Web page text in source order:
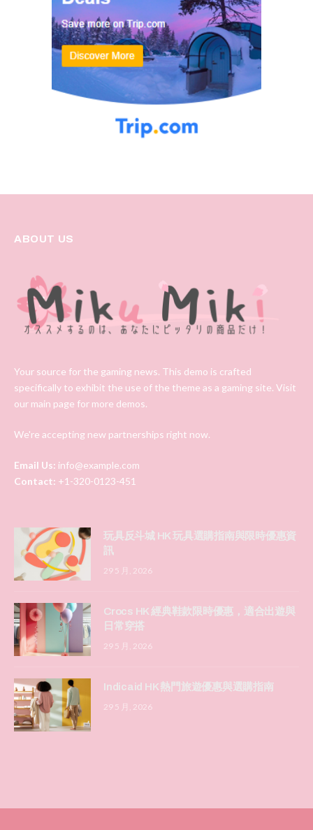
ABOUT US
Your source for the gaming news. This demo is crafted
specifically to exhibit the use of the theme as a gaming site. Visit
our main page for more demos.
We're accepting new partnerships right now.
Email Us: info@example.com
Contact: +1-320-0123-451
玩具反斗城 HK 玩具選購指南與限時優惠資
訊
29 5 月, 2026
Crocs HK 經典鞋款限時優惠，適合出遊與
日常穿搭
29 5 月, 2026
Indicaid HK 熱門旅遊優惠與選購指南
29 5 月, 2026